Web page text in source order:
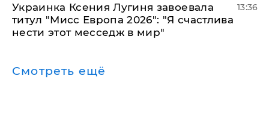
Украинка Ксения Лугиня завоевала
титул "Мисс Европа 2026": "Я счастлива
нести этот месседж в мир"
13:36
Смотреть ещё